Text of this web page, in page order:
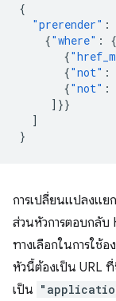
{
"prerender" :
{"where" : {
{
{"not" :
{"not" :
]}}
]
}
การเปลี่ยนแปลงแย
ส่วนหัวการตอบกลับ
ทางเลือกในการใช้อ
หัวนี้ต้องเป็น URL
เป็น